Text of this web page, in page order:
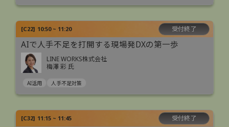
[C22] 10:50 ~ 11:20 受付終了
AIで人手不足を打開する現場発DXの第一歩
LINE WORKS株式会社
梅澤 彩 氏
AI活用 人手不足対策
[C32] 11:15 ~ 11:45 受付終了